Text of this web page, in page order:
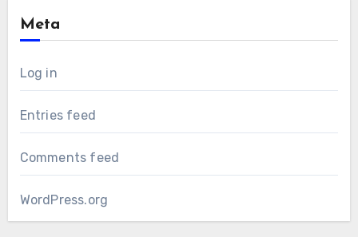
Meta
Log in
Entries feed
Comments feed
WordPress.org